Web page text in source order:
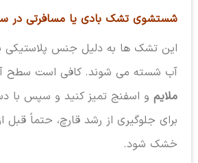
شستشوی تشک بادی یا مسافرتی در
آب شسته می شوند. کافی است سطح
ملایمو اسفنج تمیز کنید و سپس با
برای جلوگیری از رشد قارچ، حتماً قبل
خشک شود.